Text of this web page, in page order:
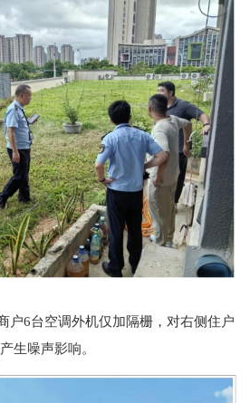
6台空调外机仅加隔栅，对右侧住户
产生噪声影响。